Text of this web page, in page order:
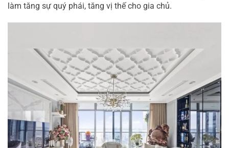
làm tăng sự quý phái, tăng vị thế cho gia chủ.